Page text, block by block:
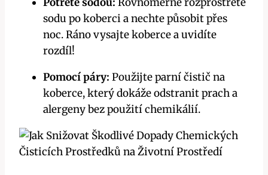
sodu po koberci a nechte působit přes
noc. Ráno vysajte koberce a uvidíte
rozdíl!
Pomocí páry: Použijte parní čistič na
koberce, který dokáže odstranit prach a
alergeny bez použití chemikálií.